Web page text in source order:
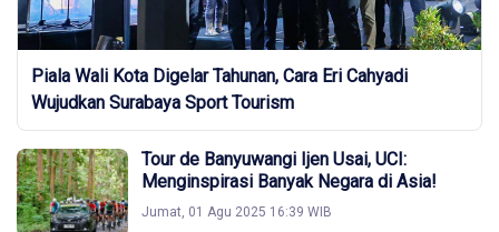
Piala Wali Kota Digelar Tahunan, Cara Eri Cahyadi
Wujudkan Surabaya Sport Tourism
Tour de Banyuwangi Ijen Usai, UCI:
Menginspirasi Banyak Negara di Asia!
Jumat, 01 Agu 2025 16:39 WIB